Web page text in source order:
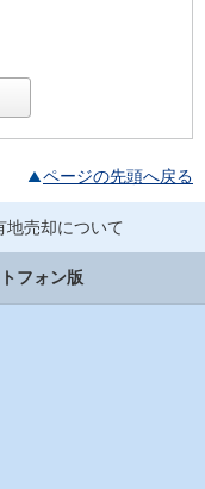
ページの先頭へ戻る
地売却について
フォン版